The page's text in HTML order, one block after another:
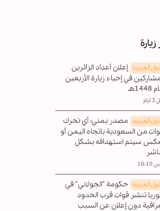
زيارة
العربیه إعلان أعداد الزائرين
في إحياء زيارة الأربعين
العربیه مصدر يمني: أي تحرك
من السعودية باتجاه اليمن أو
سيتم استهدافه بشكل
العربیه حكومة "الجولاني" في
تنشر قوات قرب الحدود
دون إعلان عن السبب